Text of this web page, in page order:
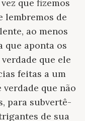
que fizemos
lembremos de
ao menos
que aponta os
que ele
feitas a um
que não
para subvertê-
de sua